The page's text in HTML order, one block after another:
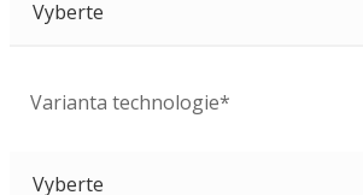
Varianta technologie*